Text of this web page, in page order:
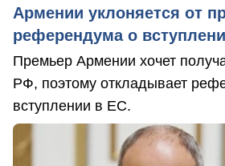
Армении уклоняется от
референдума о
Премьер Армении хочет
РФ, поэтому откладывает
вступлении в ЕС.